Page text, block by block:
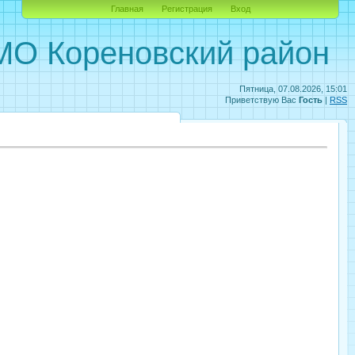
Пятница, 07.08.2026, 15:01
Приветствую Вас Гость | RSS
район
Главная Регистрация Вход